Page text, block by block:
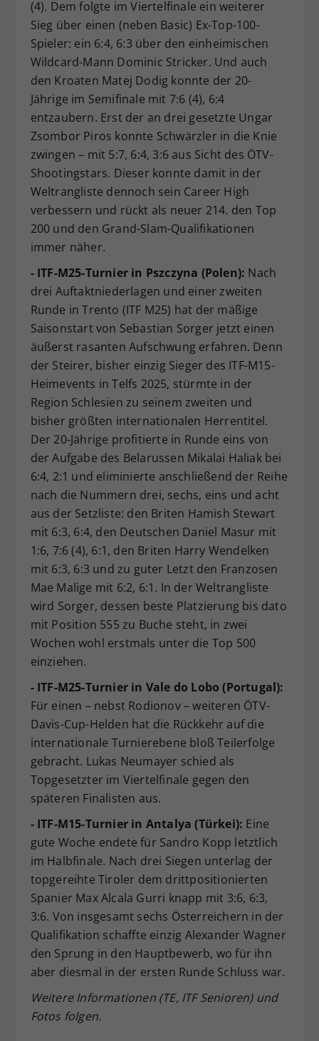
(4). Dem folgte im Viertelfinale ein weiterer
Sieg über einen (neben Basic) Ex-Top-100-
Spieler: ein 6:4, 6:3 über den einheimischen
Wildcard-Mann Dominic Stricker. Und auch
den Kroaten Matej Dodig konnte der 20-
Jährige im Semifinale mit 7:6 (4), 6:4
entzaubern. Erst der an drei gesetzte Ungar
Zsombor Piros konnte Schwärzler in die Knie
zwingen – mit 5:7, 6:4, 3:6 aus Sicht des ÖTV-
Shootingstars. Dieser konnte damit in der
Weltrangliste dennoch sein Career High
verbessern und rückt als neuer 214. den Top
200 und den Grand-Slam-Qualifikationen
immer näher.
- ITF-M25-Turnier in Pszczyna (Polen): Nach
drei Auftaktniederlagen und einer zweiten
Runde in Trento (ITF M25) hat der mäßige
Saisonstart von Sebastian Sorger jetzt einen
äußerst rasanten Aufschwung erfahren. Denn
der Steirer, bisher einzig Sieger des ITF-M15-
Heimevents in Telfs 2025, stürmte in der
Region Schlesien zu seinem zweiten und
bisher größten internationalen Herrentitel.
Der 20-Jährige profitierte in Runde eins von
der Aufgabe des Belarussen Mikalai Haliak bei
6:4, 2:1 und eliminierte anschließend der Reihe
nach die Nummern drei, sechs, eins und acht
aus der Setzliste: den Briten Hamish Stewart
mit 6:3, 6:4, den Deutschen Daniel Masur mit
1:6, 7:6 (4), 6:1, den Briten Harry Wendelken
mit 6:3, 6:3 und zu guter Letzt den Franzosen
Mae Malige mit 6:2, 6:1. In der Weltrangliste
wird Sorger, dessen beste Platzierung bis dato
mit Position 555 zu Buche steht, in zwei
Wochen wohl erstmals unter die Top 500
einziehen.
- ITF-M25-Turnier in Vale do Lobo (Portugal):
Für einen – nebst Rodionov – weiteren ÖTV-
Davis-Cup-Helden hat die Rückkehr auf die
internationale Turnierebene bloß Teilerfolge
gebracht. Lukas Neumayer schied als
Topgesetzter im Viertelfinale gegen den
späteren Finalisten aus.
- ITF-M15-Turnier in Antalya (Türkei): Eine
gute Woche endete für Sandro Kopp letztlich
im Halbfinale. Nach drei Siegen unterlag der
topgereihte Tiroler dem drittpositionierten
Spanier Max Alcala Gurri knapp mit 3:6, 6:3,
3:6. Von insgesamt sechs Österreichern in der
Qualifikation schaffte einzig Alexander Wagner
den Sprung in den Hauptbewerb, wo für ihn
aber diesmal in der ersten Runde Schluss war.
Weitere Informationen (TE, ITF Senioren) und
Fotos folgen.